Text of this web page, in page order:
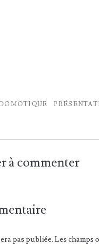
à commenter
pas publiée. Les champs